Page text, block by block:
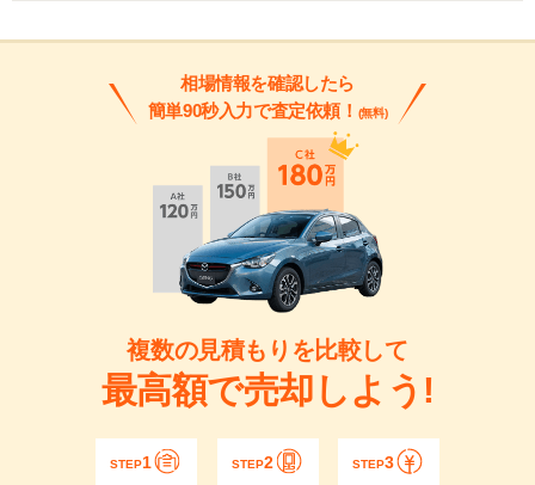
相場情報を確認したら
簡単90秒入力で査定依頼！ (無料)
複数の見積もりを比較して
最高額で売却しよう!
STEP1 STEP2 STEP3